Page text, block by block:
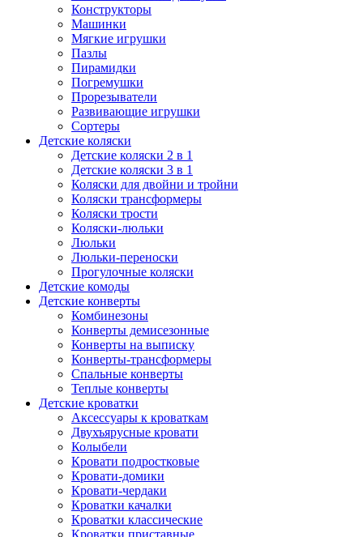
Конструкторы
Машинки
Мягкие игрушки
Пазлы
Пирамидки
Погремушки
Прорезыватели
Развивающие игрушки
Сортеры
Детские коляски
Детские коляски 2 в 1
Детские коляски 3 в 1
Коляски для двойни и тройни
Коляски трансформеры
Коляски трости
Коляски-люльки
Люльки
Люльки-переноски
Прогулочные коляски
Детские комоды
Детские конверты
Комбинезоны
Конверты демисезонные
Конверты на выписку
Конверты-трансформеры
Спальные конверты
Теплые конверты
Детские кроватки
Аксессуары к кроваткам
Двухъярусные кровати
Колыбели
Кровати подростковые
Кровати-домики
Кровати-чердаки
Кроватки качалки
Кроватки классические
Кроватки приставные